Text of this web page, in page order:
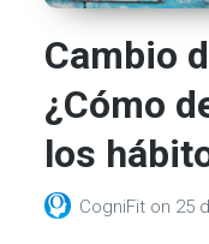
Cambio
¿Cómo
los
CogniFit on 25